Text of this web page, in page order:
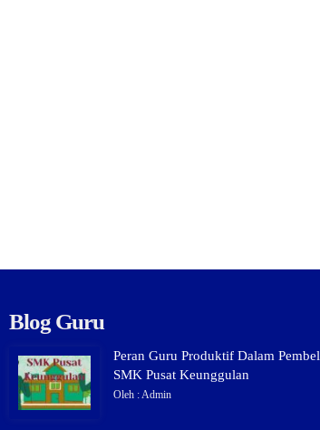
Blog Guru
Peran Guru Produktif Dalam
SMK Pusat Keunggulan
Oleh : Admin